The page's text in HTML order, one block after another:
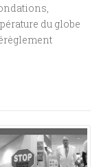
du globe